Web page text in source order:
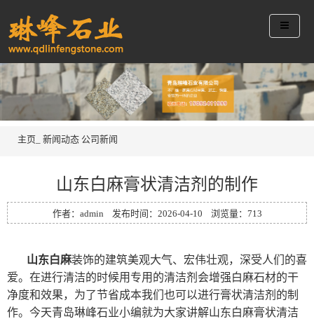
主页_ 新闻动态 公司新闻
山东白麻膏状清洁剂的制作
作者：admin 发布时间：2026-04-10 浏览量： 713
山东白麻装饰的建筑美观大气、宏伟壮观，深受人们的喜
爱。在进行清洁的时候用专用的清洁剂会增强白麻石材的干
净度和效果，为了节省成本我们也可以进行膏状清洁剂的制
作。今天青岛琳峰石业小编就为大家讲解山东白麻膏状清洁